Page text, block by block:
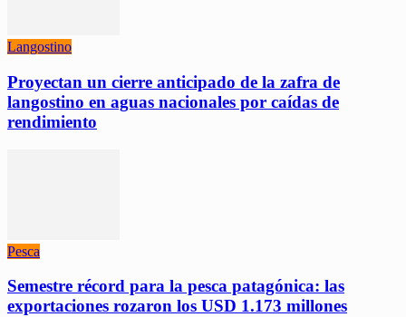
Langostino
Proyectan un cierre anticipado de la zafra de
langostino en aguas nacionales por caídas de
rendimiento
Pesca
Semestre récord para la pesca patagónica: las
exportaciones rozaron los USD 1.173 millones